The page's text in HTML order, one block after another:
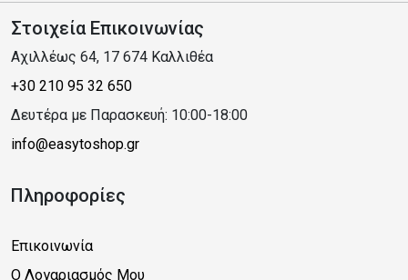
Στοιχεία Επικοινωνίας
Αχιλλέως 64, 17 674 Καλλιθέα
+30 210 95 32 650
Δευτέρα με Παρασκευή: 10:00-18:00
info@easytoshop.gr
Πληροφορίες
Επικοινωνία
Ο Λογαριασμός Μου